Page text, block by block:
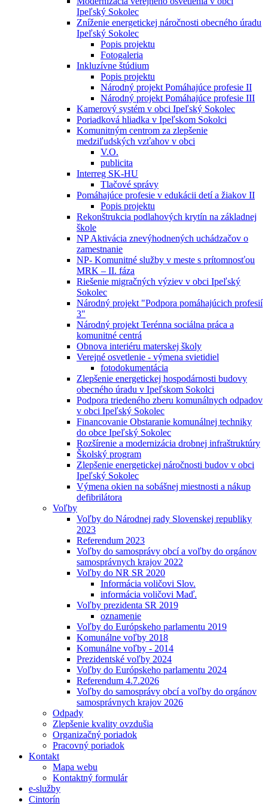
Ipeľský Sokolec
Zníženie energetickej náročnosti obecného úradu
Ipeľský Sokolec
Popis projektu
Fotogaleria
Inkluzívne štúdium
Popis projektu
Národný projekt Pomáhajúce profesie II
Národný projekt Pomáhajúce profesie III
Kamerový systém v obci Ipeľský Sokolec
Poriadková hliadka v Ipeľskom Sokolci
Komunitným centrom za zlepšenie
medziľudských vzťahov v obci
V.O.
publicita
Interreg SK-HU
Tlačové správy
Pomáhajúce profesie v edukácii detí a žiakov II
Popis projektu
Rekonštrukcia podlahových krytín na základnej
škole
NP Aktivácia znevýhodnených uchádzačov o
zamestnanie
NP- Komunitné služby v meste s prítomnosťou
MRK – II. fáza
Riešenie migračných výziev v obci Ipeľský
Sokolec
Národný projekt "Podpora pomáhajúcich profesií
3"
Národný projekt Terénna sociálna práca a
komunitné centrá
Obnova interiéru materskej školy
Verejné osvetlenie - výmena svietidiel
fotodokumentácia
Zlepšenie energetickej hospodárnosti budovy
obecného úradu v Ipeľskom Sokolci
Podpora triedeného zberu komunálnych odpadov
v obci Ipeľský Sokolec
Financovanie Obstaranie komunálnej techniky
do obce Ipeľský Sokolec
Rozšírenie a modernizácia drobnej infraštruktúry
Školský program
Zlepšenie energetickej náročnosti budov v obci
Ipeľský Sokolec
Výmena okien na sobášnej miestnosti a nákup
defibrilátora
Voľby
Voľby do Národnej rady Slovenskej republiky
2023
Referendum 2023
Voľby do samosprávy obcí a voľby do orgánov
samosprávnych krajov 2022
Voľby do NR SR 2020
Informácia voličovi Slov.
informácia voličovi Maď.
Voľby prezidenta SR 2019
oznamenie
Voľby do Európskeho parlamentu 2019
Komunálne voľby 2018
Komunálne voľby - 2014
Prezidentské voľby 2024
Voľby do Európskeho parlamentu 2024
Referendum 4.7.2026
Voľby do samosprávy obcí a voľby do orgánov
samosprávnych krajov 2026
Odpady
Zlepšenie kvality ovzdušia
Organizačný poriadok
Pracovný poriadok
Kontakt
Mapa webu
Kontaktný formulár
e-služby
Cintorín